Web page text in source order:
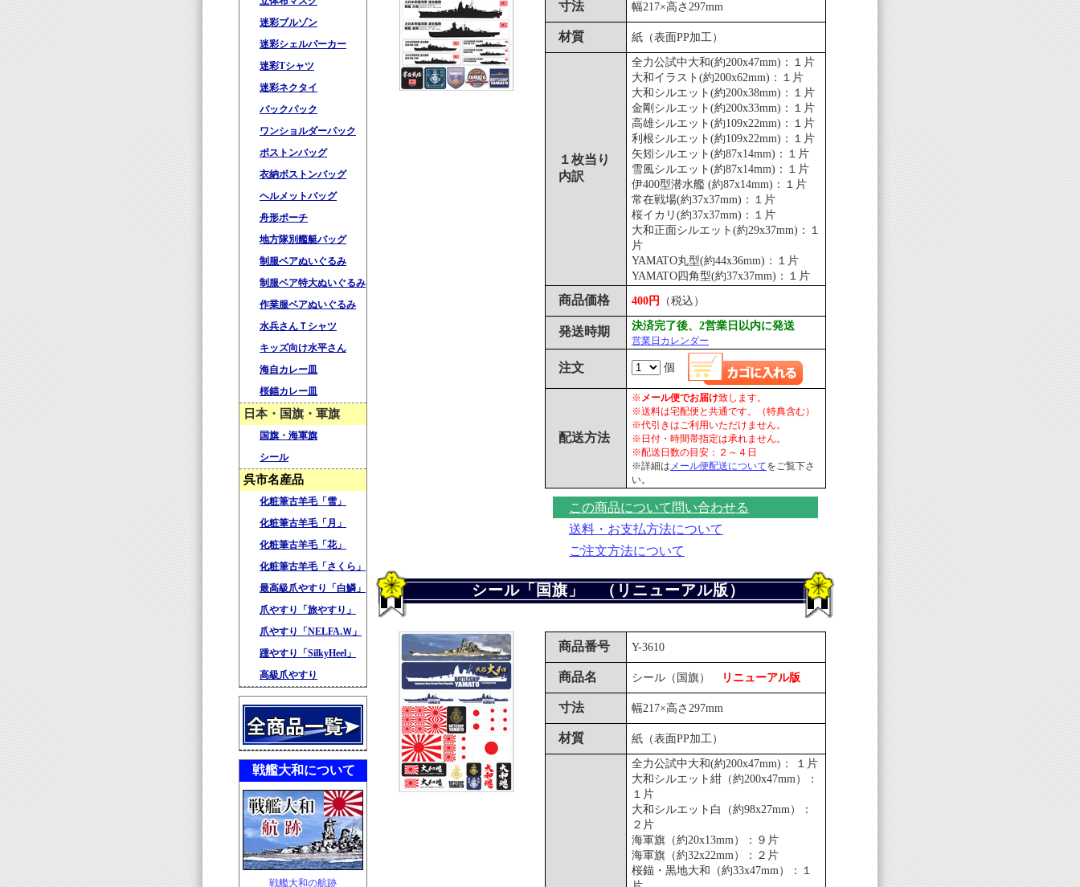
迷彩ブルゾン
迷彩シェルパーカー
迷彩Tシャツ
迷彩ネクタイ
バックパック
ワンショルダーパック
ボストンバッグ
衣納ボストンバッグ
ヘルメットバッグ
舟形ポーチ
地方隊別艦艇バッグ
制服ベアぬいぐるみ
制服ベア特大ぬいぐるみ
作業服ベアぬいぐるみ
水兵さんＴシャツ
キッズ向け水平さん
海自カレー皿
桜錨カレー皿
日本・国旗・軍旗
国旗・海軍旗
シール
呉市名産品
化粧筆古羊毛「雪」
化粧筆古羊毛「月」
化粧筆古羊毛「花」
化粧筆古羊毛「さくら」
最高級爪やすり「白鱗」
爪やすり「旅やすり」
爪やすり「NELFA.Ｗ」
踵やすり「SilkyHeel」
高級爪やすり
戦艦大和について
戦艦大和の航跡
寸法 幅217×高さ297mm
材質 紙（表面PP加工）
１枚当り
内訳
全力公試中大和(約200x47mm)：１片
大和イラスト(約200x62mm)：１片
大和シルエット(約200x38mm)：１片
金剛シルエット(約200x33mm)：１片
高雄シルエット(約109x22mm)：１片
利根シルエット(約109x22mm)：１片
矢矧シルエット(約87x14mm)：１片
雪風シルエット(約87x14mm)：１片
伊400型潜水艦 (約87x14mm)：１片
常在戦場(約37x37mm)：１片
桜イカリ(約37x37mm)：１片
大和正面シルエット(約29x37mm)：１
片
YAMATO丸型(約44x36mm)：１片
YAMATO四角型(約37x37mm)：１片
商品価格 400円 （税込）
発送時期 決済完了後、2営業日以内に発送
営業日カレンダー
注文 個
配送方法
※ メール便でお届け致します。
※送料は宅配便と共通です。（特典含む）
※代引きはご利用いただけません。
※日付・時間帯指定は承れません。
※配送日数の目安：２～４日
※詳細は メール便配送についてをご覧下さ
い。
この商品について問い合わせる
送料・お支払方法について
ご注文方法について
シール「国旗」 （リニューアル版）
商品番号 Y-3610
商品名 シール（国旗） リニューアル版
寸法 幅217×高さ297mm
材質
紙（表面PP加工）
全力公試中大和(約200x47mm)： １片
大和シルエット紺（約200x47mm）：
１片
大和シルエット白（約98x27mm）：
２片
海軍旗（約20x13mm）：９片
海軍旗（約32x22mm）：２片
桜錨・黒地大和（約33x47mm）：１